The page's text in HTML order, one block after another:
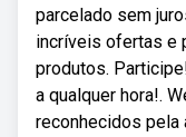
parcelado sem
incríveis ofertas e
produtos.
a qualquer hora!.
reconhecidos pela